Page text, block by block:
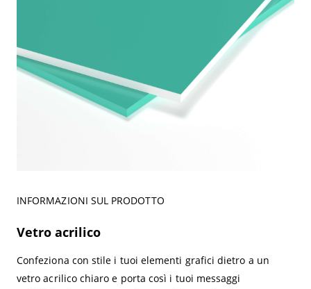
INFORMAZIONI SUL PRODOTTO
Vetro acrilico
Confeziona con stile i tuoi elementi grafici dietro a un
vetro acrilico chiaro e porta così i tuoi messaggi